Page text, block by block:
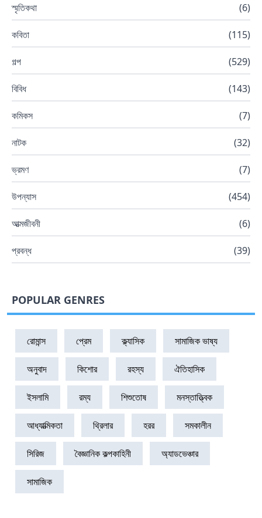
স্মৃতিকথা (6)
কবিতা (115)
গল্প (529)
বিবিধ (143)
কমিকস (7)
নাটক (32)
ভ্রমণ (7)
উপন্যাস (454)
আত্মজীবনী (6)
প্রবন্ধ (39)
POPULAR GENRES
রোমান্স প্রেম ক্ল্যাসিক সামাজিক ভাষ্য
অনুবাদ কিশোর রহস্য ঐতিহাসিক
ইসলামি রম্য শিশুতোষ মনস্তাত্ত্বিক
আধ্যাত্মিকতা থ্রিলার হরর সমকালীন
সিরিজ বৈজ্ঞানিক কল্পকাহিনী অ্যাডভেঞ্চার
সামাজিক